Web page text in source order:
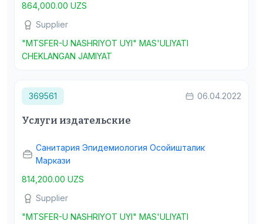
864,000.00 UZS
Supplier
"MTSFER-U NASHRIYOT UYI" MAS'ULIYATI
CHEKLANGAN JAMIYAT
369561 06.04.2022
Услуги издательские
Санитария Эпидемиология Осойишталик
Маркази
814,200.00 UZS
Supplier
"MTSFER-U NASHRIYOT UYI" MAS'ULIYATI